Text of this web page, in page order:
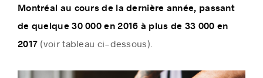
Montréal au cours de la dernière année, passant
de quelque 30 000 en 2016 à plus de 33 000 en
2017 (voir tableau ci-dessous).